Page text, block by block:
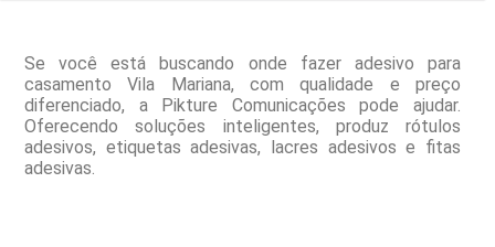
Se você está buscando onde fazer adesivo para
casamento Vila Mariana, com qualidade e preço
diferenciado, a Pikture Comunicações pode ajudar.
Oferecendo soluções inteligentes, produz rótulos
adesivos, etiquetas adesivas, lacres adesivos e fitas
adesivas.